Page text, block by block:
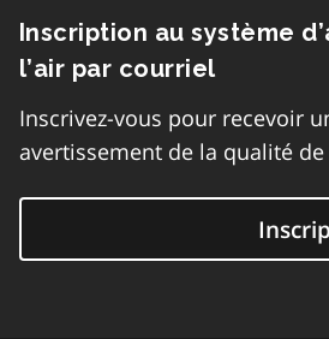
Inscription au système
l’air par courriel
Inscrivez-vous pour recevoir
avertissement de la qualité de